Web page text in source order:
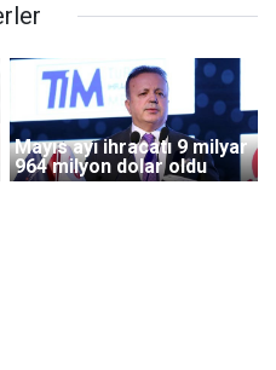
Mayıs ayı ihracatı 9 milyar
964 milyon dolar oldu